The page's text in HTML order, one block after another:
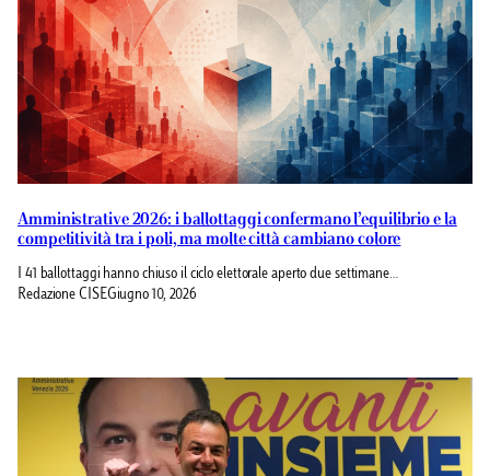
Amministrative 2026: i ballottaggi confermano l’equilibrio e la
competitività tra i poli, ma molte città cambiano colore
I 41 ballottaggi hanno chiuso il ciclo elettorale aperto due settimane…
Redazione CISEGiugno 10, 2026